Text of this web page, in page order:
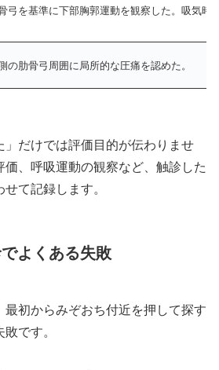
弓を基準に下部胸郭運動を観察した。吸気
の肋骨弓周囲に局所的な圧痛を認めた。
」だけでは評価目的が伝わりませ
、呼吸運動の観察など、触診した
て記録します。
よくある失敗
初からみぞおち付近を押して探す
です。